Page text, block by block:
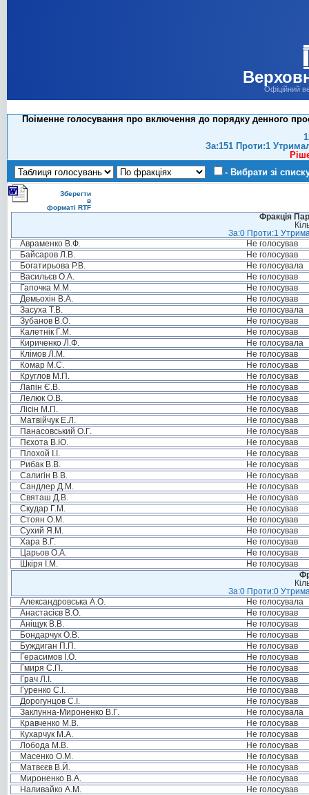
Офіційний
Поіменне голосування про включення до порядку денного
За:151 Проти:1
- Вибрати зі
Зберегти
в
форматі RTF
Фракція
За:0 Проти:1
Авраменко В.Ф.
Не голосував
Байсаров Л.В.
Не голосував
Богатирьова Р.В.
Не голосувала
Васильєв О.А.
Не голосував
Гапочка М.М.
Не голосував
Демьохін В.А.
Не голосував
Засуха Т.В.
Не голосувала
Зубанов В.О.
Не голосував
Калетнік Г.М.
Не голосував
Кириченко Л.Ф.
Не голосувала
Клімов Л.М.
Не голосував
Комар М.С.
Не голосував
Круглов М.П.
Не голосував
Лапін Є.В.
Не голосував
Лелюк О.В.
Не голосував
Лісін М.П.
Не голосував
Матвійчук Е.Л.
Не голосував
Панасовський О.Г.
Не голосував
Пєхота В.Ю.
Не голосував
Плохой І.І.
Не голосував
Рибак В.В.
Не голосував
Салигін В.В.
Не голосував
Сандлер Д.М.
Не голосував
Святаш Д.В.
Не голосував
Скудар Г.М.
Не голосував
Стоян О.М.
Не голосував
Сухий Я.М.
Не голосував
Хара В.Г.
Не голосував
Царьов О.А.
Не голосував
Шкіря І.М.
Не голосував
За:0 Проти:0
Александровська А.О.
Не голосувала
Анастасієв В.О.
Не голосував
Аніщук В.В.
Не голосував
Бондарчук О.В.
Не голосував
Буждиган П.П.
Не голосував
Герасимов І.О.
Не голосував
Гмиря С.П.
Не голосував
Грач Л.І.
Не голосував
Гуренко С.І.
Не голосував
Дорогунцов С.І.
Не голосував
Заклунна-Мироненко В.Г.
Не голосувала
Кравченко М.В.
Не голосував
Кухарчук М.А.
Не голосував
Лобода М.В.
Не голосував
Масенко О.М.
Не голосував
Матвєєв В.Й.
Не голосував
Мироненко В.А.
Не голосував
Наливайко А.М.
Не голосував